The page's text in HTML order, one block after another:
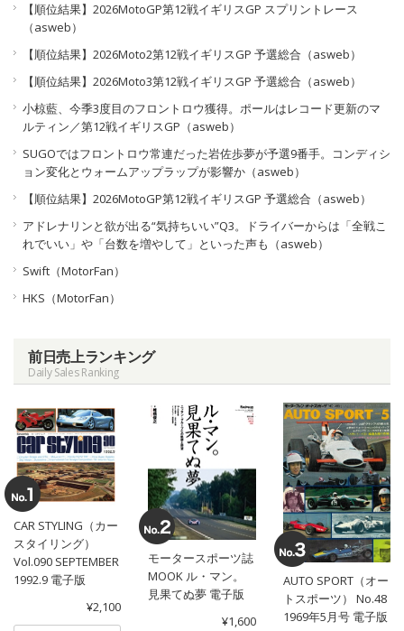
【順位結果】2026MotoGP第12戦イギリスGP スプリントレース
（asweb）
【順位結果】2026Moto2第12戦イギリスGP 予選総合（asweb）
【順位結果】2026Moto3第12戦イギリスGP 予選総合（asweb）
小椋藍、今季3度目のフロントロウ獲得。ポールはレコード更新のマ
ルティン／第12戦イギリスGP（asweb）
SUGOではフロントロウ常連だった岩佐歩夢が予選9番手。コンディシ
ョン変化とウォームアップラップが影響か（asweb）
【順位結果】2026MotoGP第12戦イギリスGP 予選総合（asweb）
アドレナリンと欲が出る“気持ちいい”Q3。ドライバーからは「全戦こ
れでいい」や「台数を増やして」といった声も（asweb）
Swift（MotorFan）
HKS（MotorFan）
前日売上ランキング
Daily Sales Ranking
CAR STYLING（カー
スタイリング）
Vol.090 SEPTEMBER
1992.9 電子版
¥2,100
モータースポーツ誌
MOOK ル・マン。
見果てぬ夢 電子版
¥1,600
AUTO SPORT（オー
トスポーツ） No.48
1969年5月号 電子版